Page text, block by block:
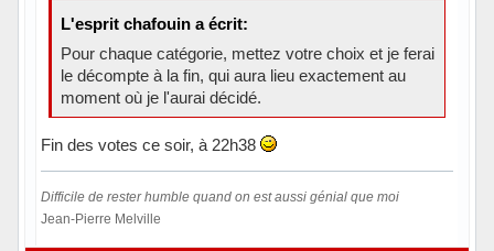
L'esprit chafouin a écrit:
Pour chaque catégorie, mettez votre choix et je ferai
le décompte à la fin, qui aura lieu exactement au
moment où je l'aurai décidé.
Fin des votes ce soir, à 22h38
Difficile de rester humble quand on est aussi génial que moi
Jean-Pierre Melville